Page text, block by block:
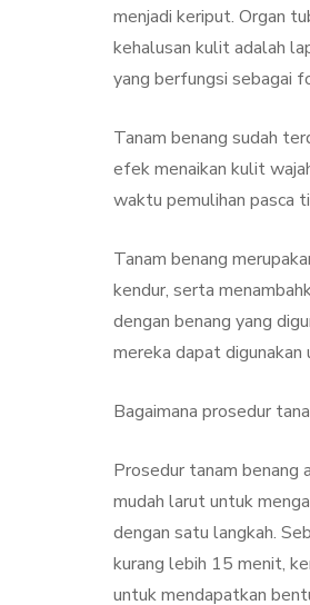
menjadi keriput. Organ
kehalusan kulit adalah
yang berfungsi sebagai
Tanam benang sudah
efek menaikan kulit
waktu pemulihan pasca
Tanam benang
kendur, serta
dengan benang yang
mereka dapat digunakan
Bagaimana prosedur
Prosedur tanam benang
mudah larut untuk
dengan satu langkah.
kurang lebih 15 menit,
untuk mendapatkan